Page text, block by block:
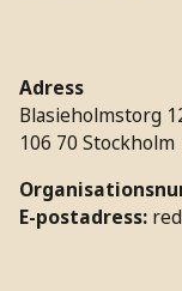
Adress
Blasieholmstorg
106 70 Stockholm
E-postadress: